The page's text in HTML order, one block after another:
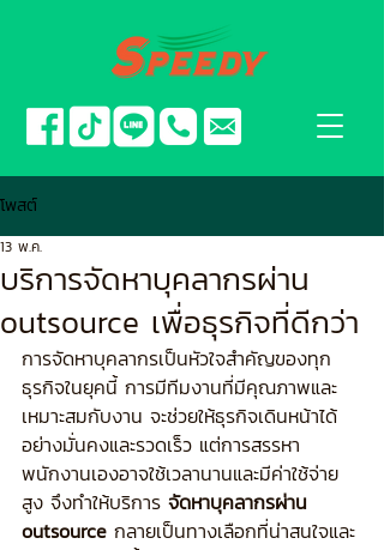
โพสต์
บริการจัดหาบุคลากรผ่าน
outsource เพื่อธุรกิจที่ดีกว่า
13 พ.ค.
การจัดหาบุคลากรเป็นหัวใจสำคัญของทุก
ธุรกิจในยุคนี้ การมีทีมงานที่มีคุณภาพและ
เหมาะสมกับงาน จะช่วยให้ธุรกิจเดินหน้าได้
อย่างมั่นคงและรวดเร็ว แต่การสรรหา
พนักงานเองอาจใช้เวลานานและมีค่าใช้จ่าย
สูง จึงทำให้บริการ จัดหาบุคลากรผ่าน
outsource กลายเป็นทางเลือกที่น่าสนใจและ